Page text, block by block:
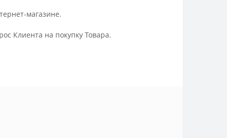
магазине.
Клиента на покупку Товара.